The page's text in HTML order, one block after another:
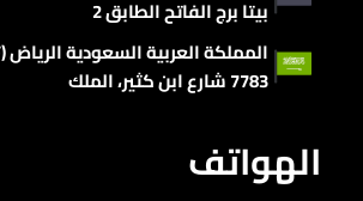
بيتا برج الفاتح الطابق 2
المملكة العربية السعودية الرياض (HF):
7783 شارع ابن كثير، الملك
الهواتف